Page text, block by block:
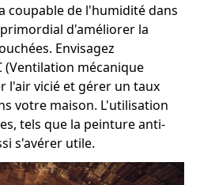
coupable de l'humidité dans
d'améliorer la
Envisagez
mécanique
l'air vicié et gérer un taux
votre maison. L'utilisation
tels que la peinture anti-
s'avérer utile.